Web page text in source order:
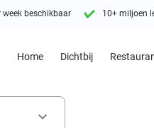
week beschikbaar 10+ miljoen
Home Dichtbij
keyboard_arrow_down